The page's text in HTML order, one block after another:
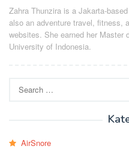
Zahra Thunzira is a Jakarta-
also an adventure travel, fitness,
websites. She earned her Master
University of Indonesia.
for:
AirSnore